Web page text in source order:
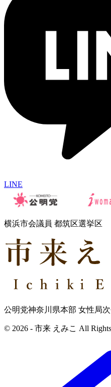
LINE
横浜市会議員 都筑区選挙区
公明党神奈川県本部 女性局
© 2026 - 市来 えみこ All Rights